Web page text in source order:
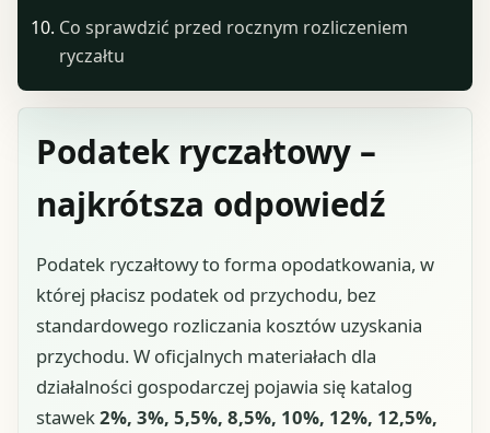
Podatek ryczałtowy –
najkrótsza odpowiedź
Podatek ryczałtowy to forma opodatkowania, w
której płacisz podatek od przychodu, bez
standardowego rozliczania kosztów uzyskania
przychodu. W oficjalnych materiałach dla
działalności gospodarczej pojawia się katalog
stawek2%, 3%, 5,5%, 8,5%, 10%, 12%, 12,5%,
Co sprawdzić przed rocznym rozliczeniem
ryczałtu